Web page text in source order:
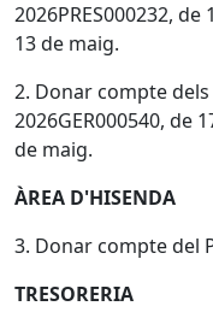
2026PRES000232, de
13 de maig.
2. Donar compte
2026GER000540, de
de maig.
ÀREA D'HISENDA
3. Donar compte del
TRESORERIA